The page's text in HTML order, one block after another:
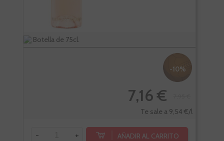
Botella de 75cl.
-10%
7,16 €
Te sale a 9,54 €/l
- + AÑADIR AL CARRITO